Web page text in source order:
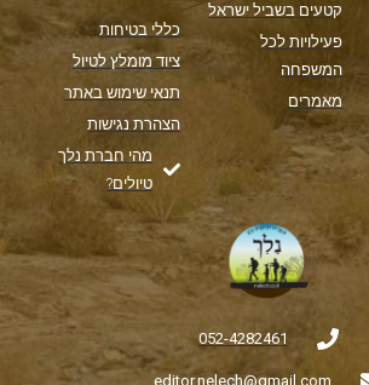
קטעים בשביל ישראל
פעילויות לכל
המשפחה
מאמרים
כללי בטיחות
ציוד מומלץ לטיול
תנאי שימוש באתר
הצהרת נגישות
מהי חברת נלך
טיולים?
052-4282461
editor.nelech@gmail.com